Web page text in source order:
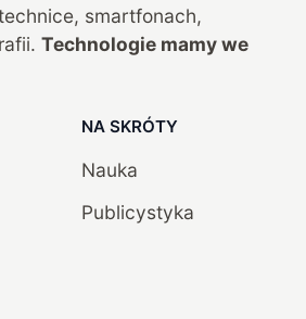
smartfonach,
Technologie mamy we
NA SKRÓTY
Nauka
Publicystyka